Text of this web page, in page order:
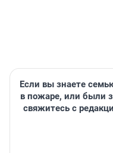
Если вы знаете
в пожаре, или были
свяжитесь с